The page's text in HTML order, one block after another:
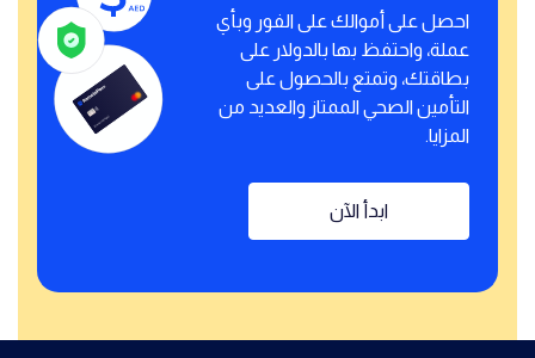
احصل على أموالك على الفور وبأي
عملة، واحتفظ بها بالدولار على
بطاقتك، وتمتع بالحصول على
التأمين الصحي الممتاز والعديد من
المزايا.
ابدأ الآن